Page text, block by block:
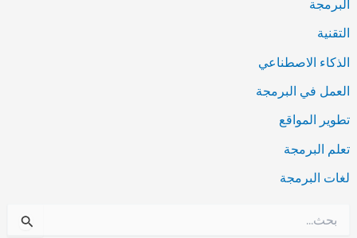
البرمجة
التقنية
الذكاء الاصطناعي
العمل في البرمجة
تطوير المواقع
تعلم البرمجة
لغات البرمجة